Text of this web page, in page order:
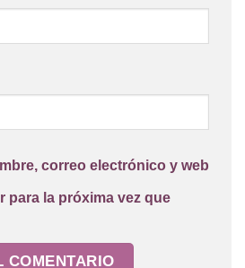
correo electrónico y web
para la próxima vez que